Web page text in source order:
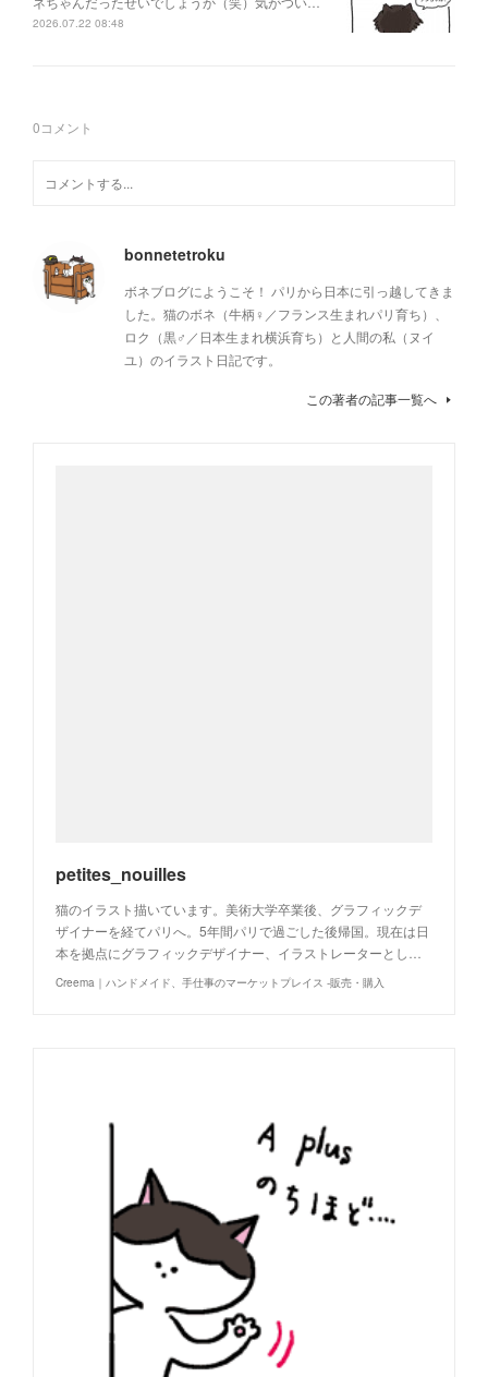
2026.07.22 08:48
0コメント
bonnetetroku
ボネブログにようこそ！ パリから日本に引っ越してきま
した。猫のボネ（牛柄♀／フランス生まれパリ育ち）、
ロク（黒♂／日本生まれ横浜育ち）と人間の私（ヌイ
ユ）のイラスト日記です。
この著者の記事一覧へ
petites_nouilles
猫のイラスト描いています。美術大学卒業後、グラフィックデ
ザイナーを経てパリへ。5年間パリで過ごした後帰国。現在は日
本を拠点にグラフィックデザイナー、イラストレーターとし…
Creema｜ハンドメイド、手仕事のマーケットプレイス -販売・購入